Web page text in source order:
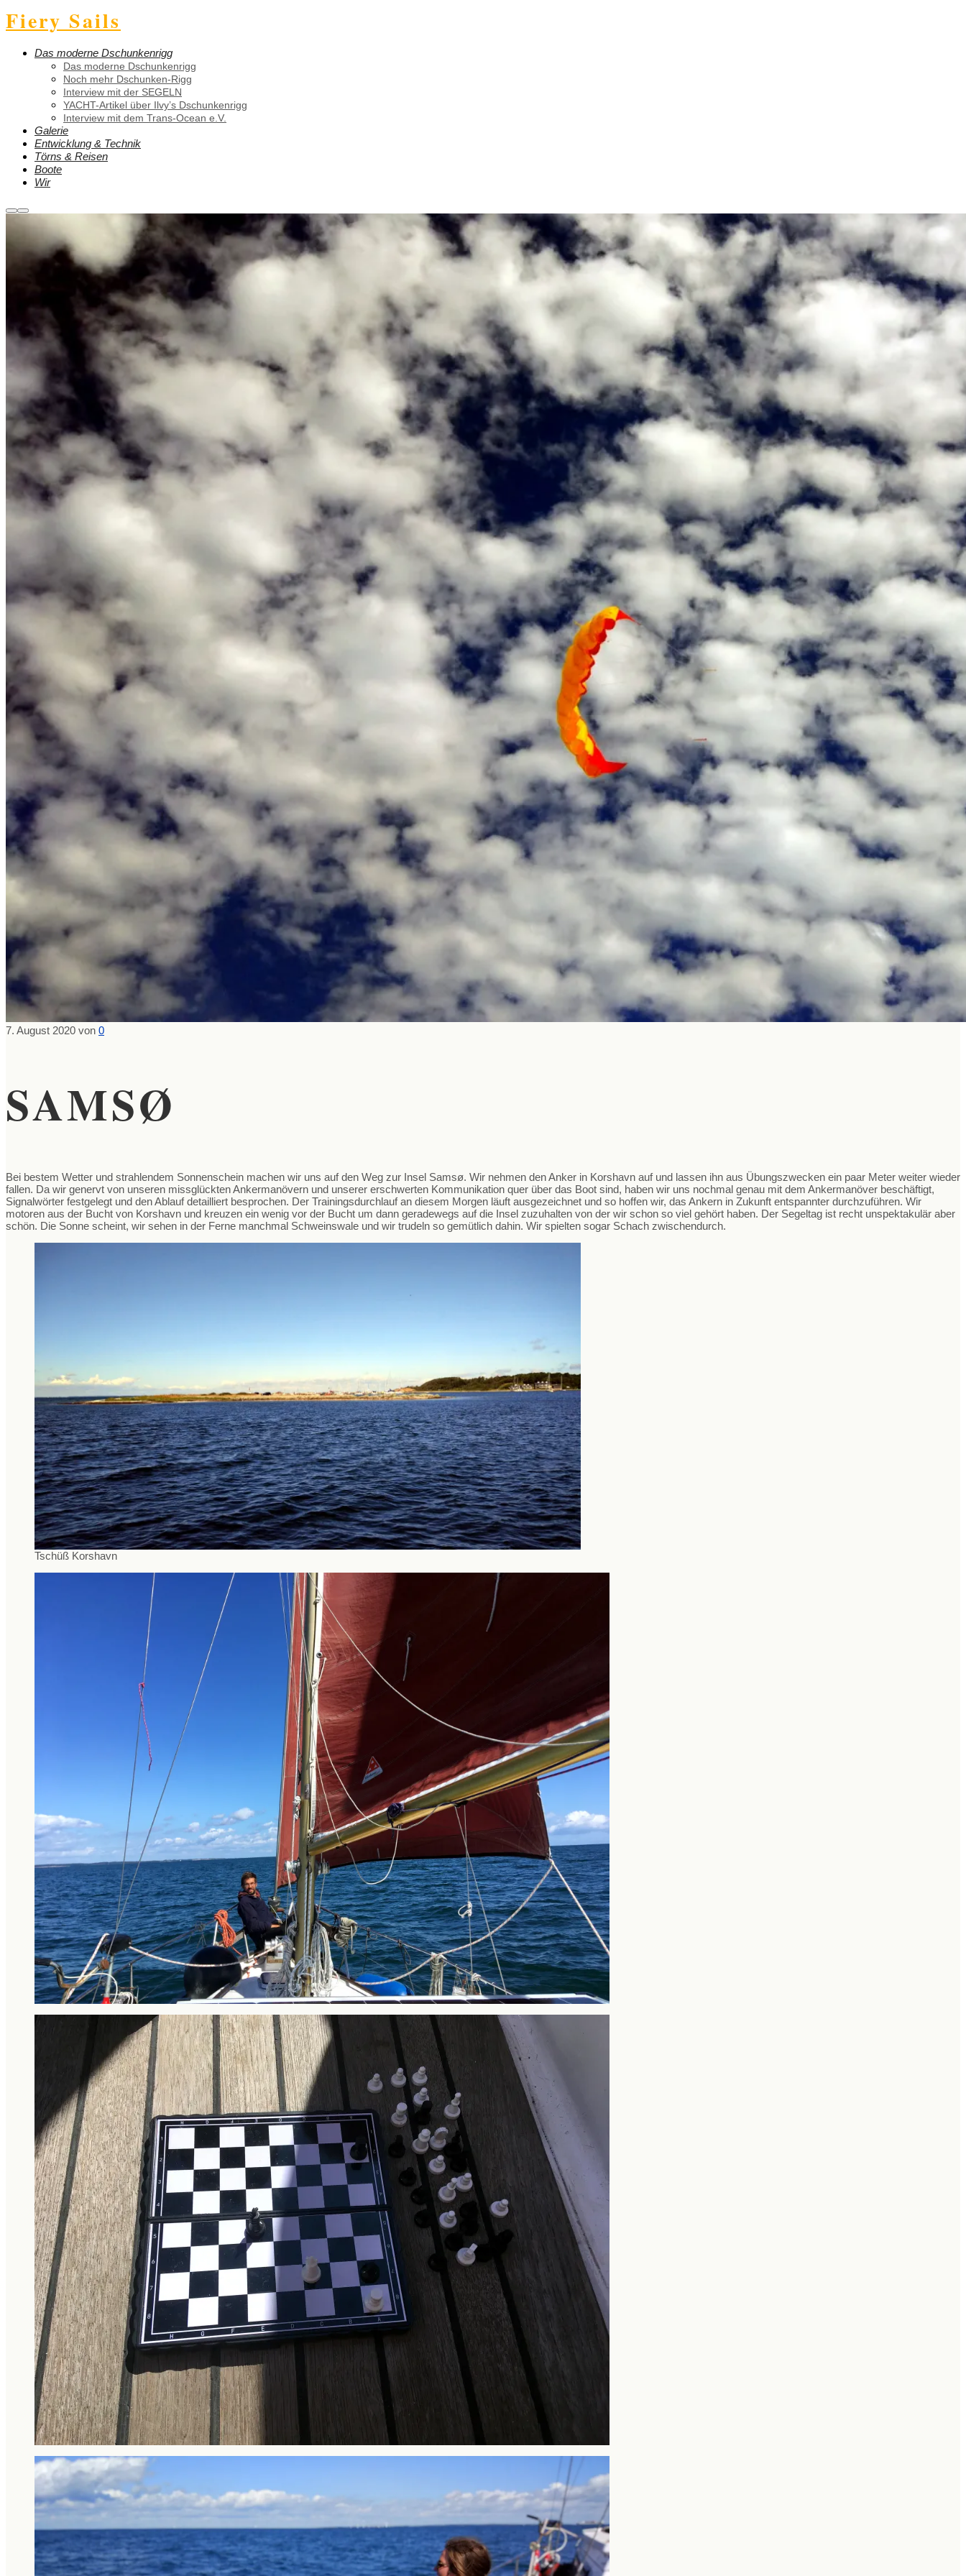
Fiery Sails
Das moderne Dschunkenrigg
Das moderne Dschunkenrigg
Noch mehr Dschunken-Rigg
Interview mit der SEGELN
YACHT-Artikel über Ilvy’s Dschunkenrigg
Interview mit dem Trans-Ocean e.V.
Galerie
Entwicklung & Technik
Törns & Reisen
Boote
Wir
Weitere
Informationen
Hauptmenü
7. August 2020 von 0
SAMSØ
Bei bestem Wetter und strahlendem Sonnenschein machen wir uns auf den Weg zur Insel Samsø. Wir nehmen den Anker in Korshavn auf und lassen ihn aus Übungszwecken ein paar Meter weiter wieder
fallen. Da wir genervt von unseren missglückten Ankermanövern und unserer erschwerten Kommunikation quer über das Boot sind, haben wir uns nochmal genau mit dem Ankermanöver beschäftigt,
Signalwörter festgelegt und den Ablauf detailliert besprochen. Der Trainingsdurchlauf an diesem Morgen läuft ausgezeichnet und so hoffen wir, das Ankern in Zukunft entspannter durchzuführen. Wir
motoren aus der Bucht von Korshavn und kreuzen ein wenig vor der Bucht um dann geradewegs auf die Insel zuzuhalten von der wir schon so viel gehört haben. Der Segeltag ist recht unspektakulär aber
schön. Die Sonne scheint, wir sehen in der Ferne manchmal Schweinswale und wir trudeln so gemütlich dahin. Wir spielten sogar Schach zwischendurch.
Tschüß Korshavn